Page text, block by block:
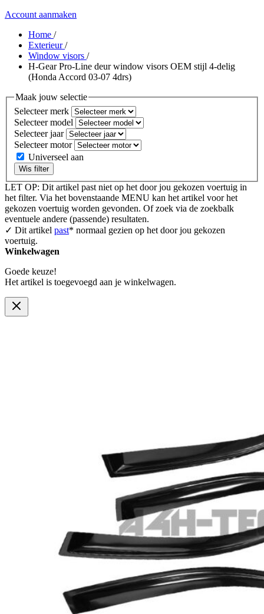
Account aanmaken
Home /
Exterieur/
Window visors /
H-Gear Pro-Line deur window visors OEM stijl 4-delig
(Honda Accord 03-07 4drs)
Maak jouw selectie
Selecteer merk
Selecteer model
Selecteer jaar
Selecteer motor
Universeel aan
Wis filter
LET OP: Dit artikel past niet op het door jou gekozen voertuig in
het filter. Via het bovenstaande MENU kan het artikel voor het
gekozen voertuig worden gevonden. Of zoek via de zoekbalk
eventuele andere (passende) resultaten.
✓ Dit artikel past* normaal gezien op het door jou gekozen
voertuig.
Winkelwagen
Goede keuze!
Het artikel is toegevoegd aan je winkelwagen.